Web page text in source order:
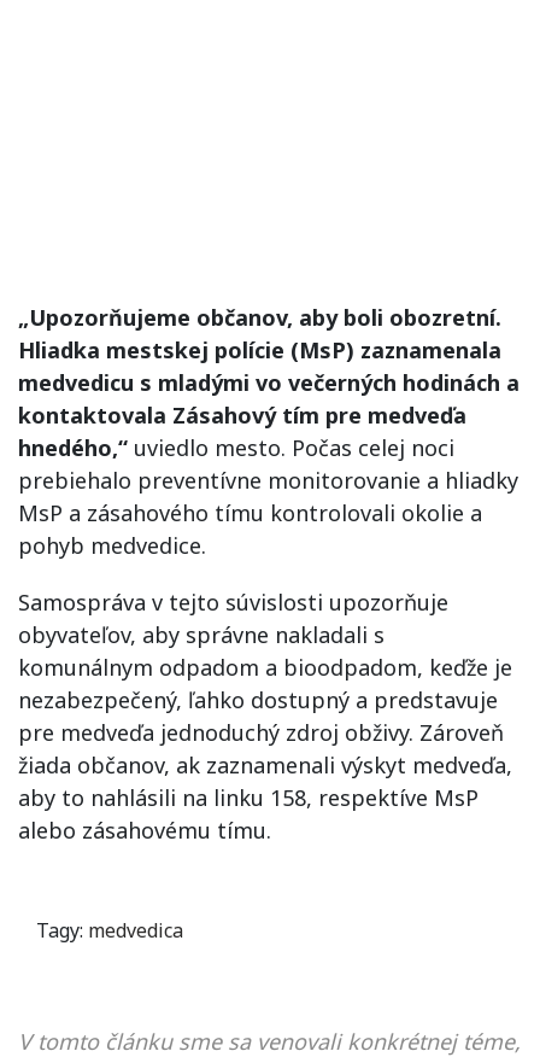
„Upozorňujeme občanov, aby boli obozretní.
Hliadka mestskej polície (MsP) zaznamenala
medvedicu s mladými vo večerných hodinách a
kontaktovala Zásahový tím pre medveďa
hnedého,“ uviedlo mesto. Počas celej noci
prebiehalo preventívne monitorovanie a hliadky
MsP a zásahového tímu kontrolovali okolie a
pohyb medvedice.
Samospráva v tejto súvislosti upozorňuje
obyvateľov, aby správne nakladali s
komunálnym odpadom a bioodpadom, keďže je
nezabezpečený, ľahko dostupný a predstavuje
pre medveďa jednoduchý zdroj obživy. Zároveň
žiada občanov, ak zaznamenali výskyt medveďa,
aby to nahlásili na linku 158, respektíve MsP
alebo zásahovému tímu.
Tagy: medvedica
V tomto článku sme sa venovali konkrétnej téme,